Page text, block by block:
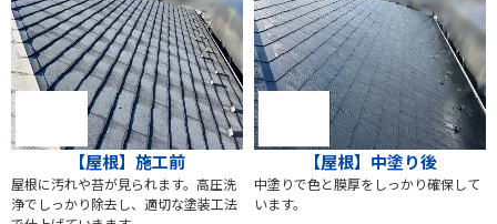
【屋根】施工前
屋根に汚れや苔が見られます。高圧洗
浄でしっかり除去し、適切な塗装工法
【屋根】中塗り後
中塗りで色と膜厚をしっかり確保して
います。